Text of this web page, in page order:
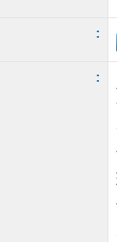
:
: